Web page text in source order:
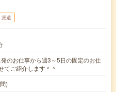
派遣
のお仕事から週3～5日の固定のお仕
てご紹介します＾＾
)